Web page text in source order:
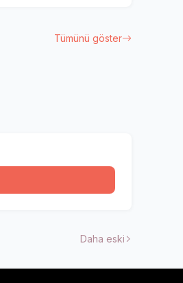
Tümünü göster
Daha eski